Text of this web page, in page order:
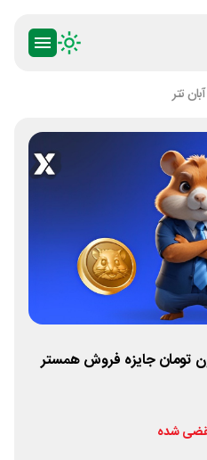
تتر
میلیون تومان جایزه فروش همستر
شده